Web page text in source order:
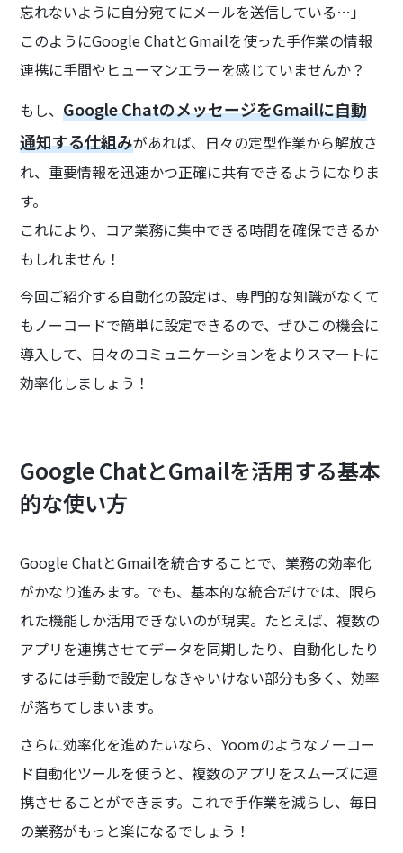
忘れないように自分宛てにメールを送信している…」
このようにGoogle ChatとGmailを使った手作業の情報
連携に手間やヒューマンエラーを感じていませんか？
もし、Google ChatのメッセージをGmailに自動
通知する仕組みがあれば、日々の定型作業から解放さ
れ、重要情報を迅速かつ正確に共有できるようになりま
す。
これにより、コア業務に集中できる時間を確保できるか
もしれません！
今回ご紹介する自動化の設定は、専門的な知識がなくて
もノーコードで簡単に設定できるので、ぜひこの機会に
導入して、日々のコミュニケーションをよりスマートに
効率化しましょう！
Google ChatとGmailを活用する基本
的な使い方
Google ChatとGmailを統合することで、業務の効率化
がかなり進みます。でも、基本的な統合だけでは、限ら
れた機能しか活用できないのが現実。たとえば、複数の
アプリを連携させてデータを同期したり、自動化したり
するには手動で設定しなきゃいけない部分も多く、効率
が落ちてしまいます。
さらに効率化を進めたいなら、Yoomのようなノーコー
ド自動化ツールを使うと、複数のアプリをスムーズに連
携させることができます。これで手作業を減らし、毎日
の業務がもっと楽になるでしょう！